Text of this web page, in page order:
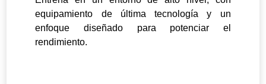
equipamiento de última tecnología y un
enfoque diseñado para potenciar el
rendimiento.